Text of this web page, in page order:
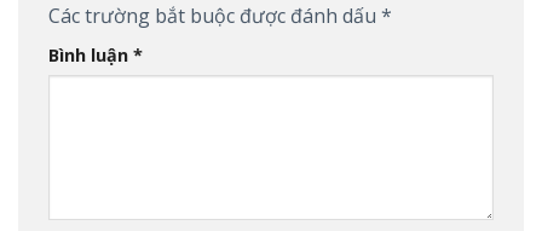
Các trường bắt buộc được đánh dấu *
Bình luận *